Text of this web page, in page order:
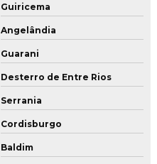
Guiricema
Angelândia
Guarani
Desterro de Entre Rios
Serrania
Cordisburgo
Baldim